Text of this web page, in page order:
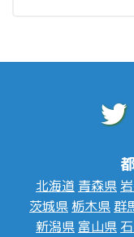
北海道 青森県
茨城県 栃木県群
新潟県 富山県